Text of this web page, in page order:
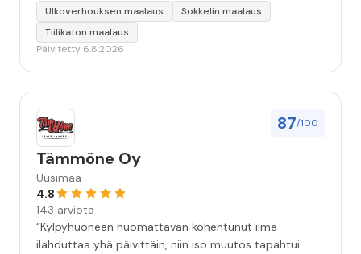
keskeyttämään n. 3 viikoksi. Maalaistulos on oikein
hyvä, yhteydenpito erinomaista, jälkityöt tehtiin
huolellisesti. Suosittelen. Erityiskiitos itse maalareille:
Ulkoverhouksen maalaus
Sokkelin maalaus
Tiilikaton maalaus
Päivitetty 6.8.2026
87/100
Tämmöne Oy
Uusimaa
4.8
143 arviota
“Kylpyhuoneen huomattavan kohentunut ilme
ilahduttaa yhä päivittäin, niin iso muutos tapahtui